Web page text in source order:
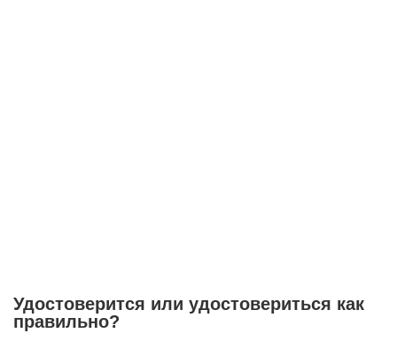
Удостоверится или удостовериться как
правильно?